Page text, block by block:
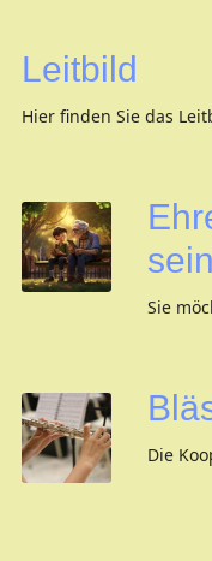
Leitbild
Hier finden Sie das
Sie
Die